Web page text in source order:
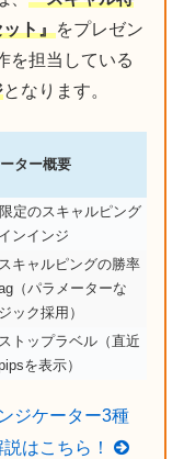
ト』をプレゼン
を担当している
となります。
ター概要
定のスキャルピング
ンインジ
キャルピングの勝率
（パラメーターな
ック採用）
トップラベル（直近
を表示）
ジケーター3種
はこちら！